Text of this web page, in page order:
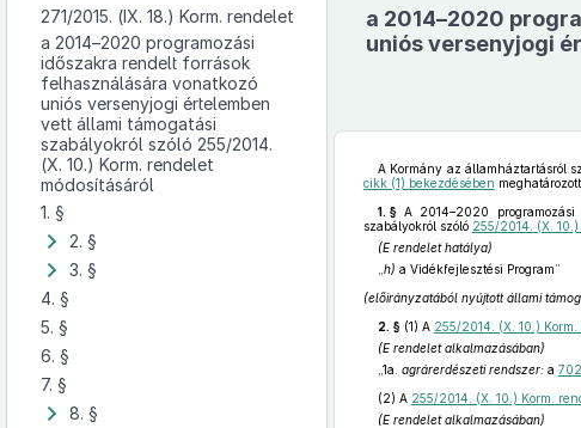
271/2015. (IX. 18.) Korm. rendelet
a 2014–2020 programozási
időszakra rendelt források
felhasználására vonatkozó
uniós versenyjogi értelemben
vett állami támogatási
szabályokról szóló 255/2014.
(X. 10.) Korm. rendelet
módosításáról
1. §
2. §
3. §
4. §
5. §
6. §
7. §
8. §
a 2014–2020
uniós versenyjogi
A Kormány az államháztartásról
cikk (1) bekezdésében
1. §A 2014–2020 programozási
szabályokról szóló 255/2014. (X.
(E rendelet hatálya)
h) a Vidékfejlesztési Program”
(előirányzatából nyújtott állami
2. §(1) A 255/2014. (X. 10.)
(E rendelet alkalmazásában)
„1a. agrárerdészeti rendszer:a
(2) A 255/2014. (X. 10.) Korm.
(E rendelet alkalmazásában)